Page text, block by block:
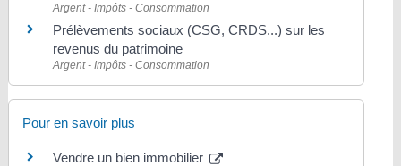
Argent - Impôts - Consommation
Prélèvements sociaux (CSG, CRDS...) sur les
revenus du patrimoine
Argent - Impôts - Consommation
Pour en savoir plus
Vendre un bien immobilier